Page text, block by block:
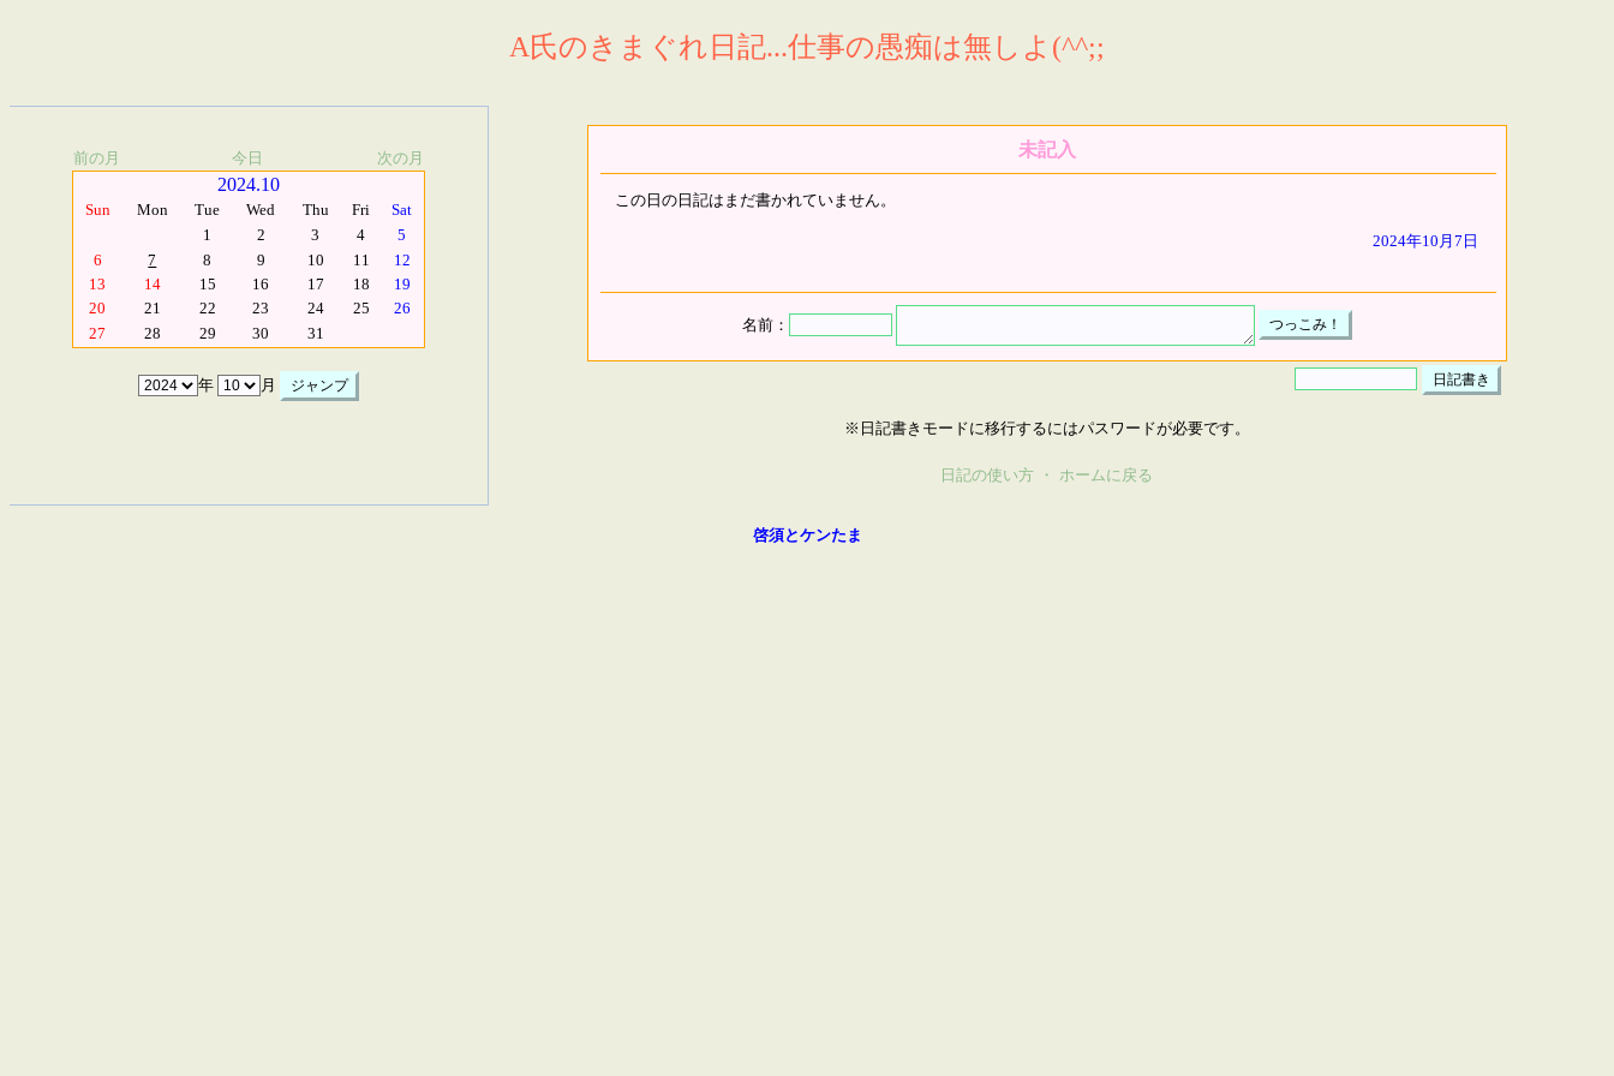
A氏のきまぐれ日記...仕事の愚痴は無しよ(^^;;
前の月 今日 次の月
2024.10
Sun Mon Tue Wed Thu Fri
Sat
1
2 3 4
5
6
7 8 9 10 11
12
13
14 15 16 17 18
19
20
21 22 23 24 25
26
27
28 29 30 31
年 月
未記入
この日の日記はまだ書かれていません。
2024年10月7日
名前：
※日記書きモードに移行するにはパスワードが必要です。
日記の使い方 ・ ホームに戻る
啓須とケンたま